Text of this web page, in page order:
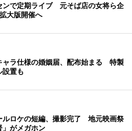
ンで定期ライブ 元そば店の女将ら企
大版開催へ
ャラ仕様の婚姻届、配布始まる 特製
設置も
ルロケの短編、撮影完了 地元映画祭
」がメガホン